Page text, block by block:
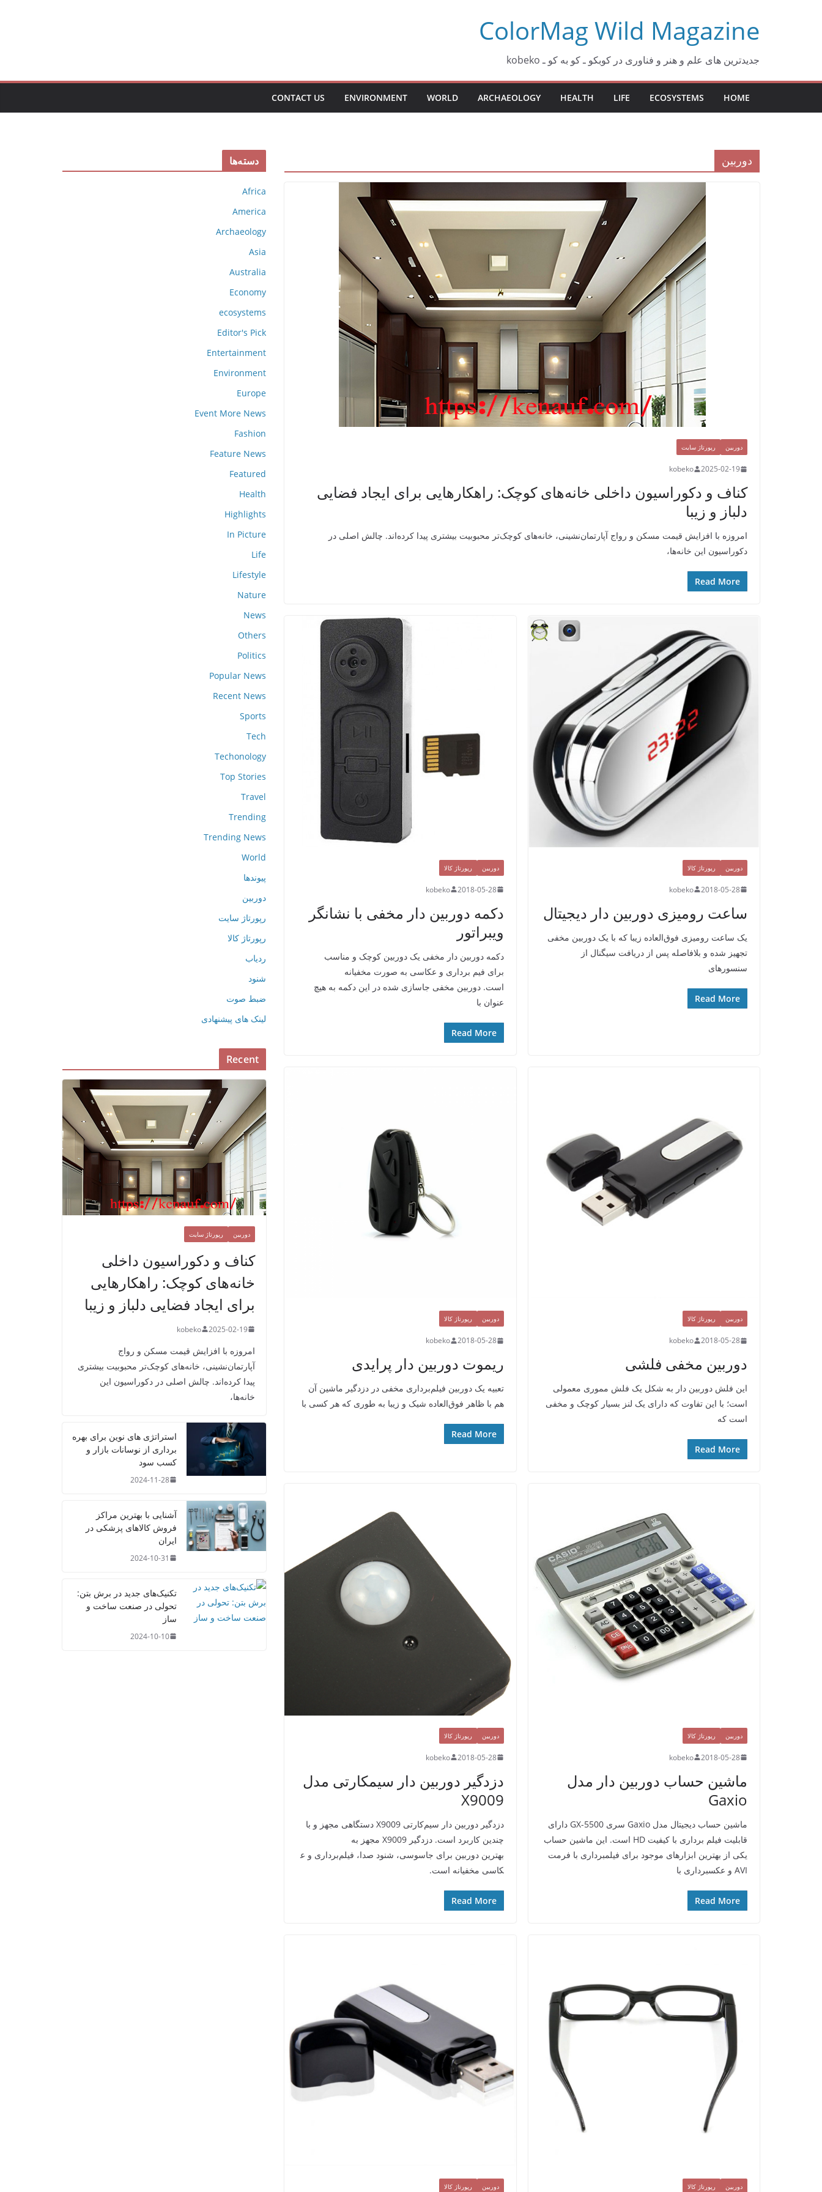
ColorMag Wild Magazine
جدیدترین های علم و هنر و فناوری در کوبکو ـ کو به کو ـ kobeko
HOME
ECOSYSTEMS
LIFE
HEALTH
ARCHAEOLOGY
WORLD
ENVIRONMENT
CONTACT US
دوربین
دوربین رپورتاژ سایت
2025-02-19
kobeko
کناف و دکوراسیون داخلی خانه‌های کوچک: راهکارهایی برای ایجاد فضایی
دلباز و زیبا
امروزه با افزایش قیمت مسکن و رواج آپارتمان‌نشینی، خانه‌های کوچک‌تر محبوبیت بیشتری پیدا کرده‌اند. چالش اصلی در
دکوراسیون این خانه‌ها،
Read More
دوربین رپورتاژ کالا
2018-05-28
kobeko
ساعت رومیزی دوربین دار دیجیتال
یک ساعت رومیزی فوق‌العاده زیبا که با یک دوربین مخفی
تجهیز شده و بلافاصله پس از دریافت سیگنال از
سنسور‌های
Read More
دوربین رپورتاژ کالا
2018-05-28
kobeko
دکمه دوربین دار مخفی با نشانگر
ویبراتور
دکمه دوربین دار مخفی یک دوربین کوچک و مناسب
برای فیم برداری و عکاسی به صورت مخفیانه
است. دوربین مخفی جاسازی شده در این دکمه به هیچ
عنوان با
Read More
دوربین رپورتاژ کالا
2018-05-28
kobeko
دوربین مخفی فلشی
این فلش دوربین دار به شکل یک فلش مموری معمولی
است؛ با این تفاوت که دارای یک لنز بسیار کوچک و مخفی
است که
Read More
دوربین رپورتاژ کالا
2018-05-28
kobeko
ریموت دوربین دار پرایدی
تعبیه یک دوربین فیلم‌برداری مخفی در دزدگیر ماشین آن
هم با ظاهر فوق‌العاده شیک و زیبا به طوری که هر کسی با
Read More
دوربین رپورتاژ کالا
2018-05-28
kobeko
ماشین حساب دوربین دار مدل
Gaxio
ماشین حساب دیجیتال مدل Gaxio سری GX-5500 دارای
قابلیت فیلم برداری با کیفیت HD است. این ماشین حساب
یکی از بهترین ابزارهای موجود برای فیلمبرداری با فرمت
AVI و عکسبرداری با
Read More
دوربین رپورتاژ کالا
2018-05-28
kobeko
دزدگیر دوربین دار سیمکارتی مدل
X9009
دزدگیر دوربین دار سیم‌کارتی X9009 دستگاهی مجهز و با
چندین کاربرد است. دزدگیر X9009 مجهز به
بهترین دوربین برای جاسوسی، شنود صدا، فیلم‌برداری و ع
کاسی مخفیانه است.
Read More
دوربین رپورتاژ کالا دوربین رپورتاژ کالا
دسته‌ها
Africa
America
Archaeology
Asia
Australia
Economy
ecosystems
Editor's Pick
Entertainment
Environment
Europe
Event More News
Fashion
Feature News
Featured
Health
Highlights
In Picture
Life
Lifestyle
Nature
News
Others
Politics
Popular News
Recent News
Sports
Tech
Techonology
Top Stories
Travel
Trending
Trending News
World
پیوندها
دوربین
رپورتاژ سایت
رپورتاژ کالا
ردیاب
شنود
ضبط صوت
لینک های پیشنهادی
Recent
دوربین رپورتاژ سایت
کناف و دکوراسیون داخلی
خانه‌های کوچک: راهکارهایی
برای ایجاد فضایی دلباز و زیبا
2025-02-19
kobeko
امروزه با افزایش قیمت مسکن و رواج
آپارتمان‌نشینی، خانه‌های کوچک‌تر محبوبیت بیشتری
پیدا کرده‌اند. چالش اصلی در دکوراسیون این
خانه‌ها،
استراتژی‌ های نوین برای بهره‌
برداری از نوسانات بازار و
کسب سود
2024-11-28
آشنایی با بهترین مراکز
فروش کالاهای پزشکی در
ایران
2024-10-31
تکنیک‌های جدید در برش بتن:
تحولی در صنعت ساخت و
ساز
2024-10-10